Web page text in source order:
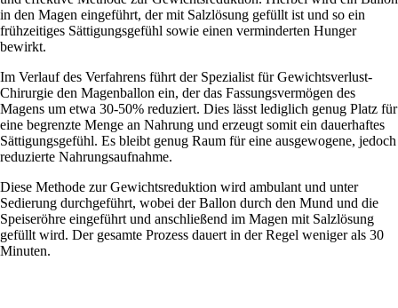
in den Magen eingeführt, der mit Salzlösung gefüllt ist und so ein
frühzeitiges Sättigungsgefühl sowie einen verminderten Hunger
bewirkt.
Im Verlauf des Verfahrens führt der Spezialist für Gewichtsverlust-
Chirurgie den Magenballon ein, der das Fassungsvermögen des
Magens um etwa 30-50% reduziert. Dies lässt lediglich genug Platz für
eine begrenzte Menge an Nahrung und erzeugt somit ein dauerhaftes
Sättigungsgefühl. Es bleibt genug Raum für eine ausgewogene, jedoch
reduzierte Nahrungsaufnahme.
Diese Methode zur Gewichtsreduktion wird ambulant und unter
Sedierung durchgeführt, wobei der Ballon durch den Mund und die
Speiseröhre eingeführt und anschließend im Magen mit Salzlösung
gefüllt wird. Der gesamte Prozess dauert in der Regel weniger als 30
Minuten.